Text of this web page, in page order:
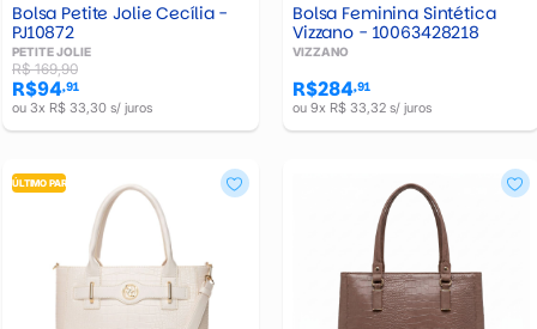
Bolsa Petite Jolie Cecília -
PJ10872
PETITE JOLIE
R$ 169,90
R$94,91
ou 3x R$ 33,30 s/ juros
Bolsa Feminina Sintética
Vizzano - 10063428218
VIZZANO
R$284,91
ou 9x R$ 33,32 s/ juros
ÚLTIMO PAR